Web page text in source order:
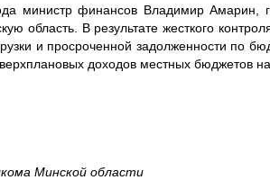
министр финансов Владимир Амарин,
область. В результате жесткого
и просроченной задолженности по
доходов местных бюджетов
Минской области